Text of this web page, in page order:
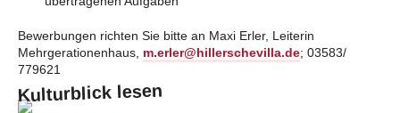
Bewerbungen richten Sie bitte an Maxi Erler, Leiterin
Mehrgerationenhaus, m.erler@hillerschevilla.de; 03583/
779621
Kulturblick lesen